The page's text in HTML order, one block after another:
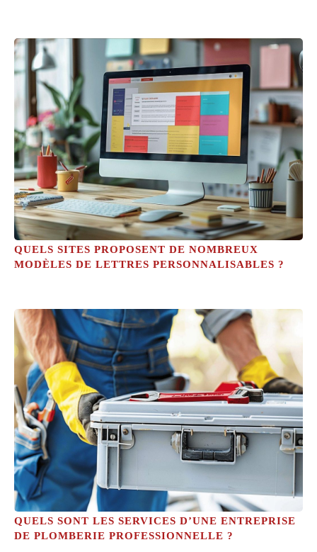
QUELS SITES PROPOSENT DE NOMBREUX
MODÈLES DE LETTRES PERSONNALISABLES ?
QUELS SONT LES SERVICES D’UNE ENTREPRISE
DE PLOMBERIE PROFESSIONNELLE ?